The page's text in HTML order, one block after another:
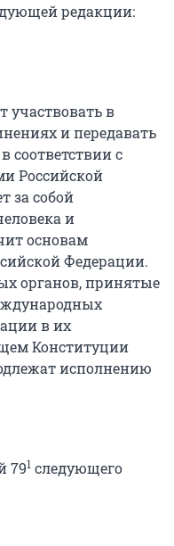
редакции:
участвовать в
и передавать
соответствии с
Российской
за собой
и
основам
Федерации.
органов, принятые
в их
Конституции
исполнению
791 следующего